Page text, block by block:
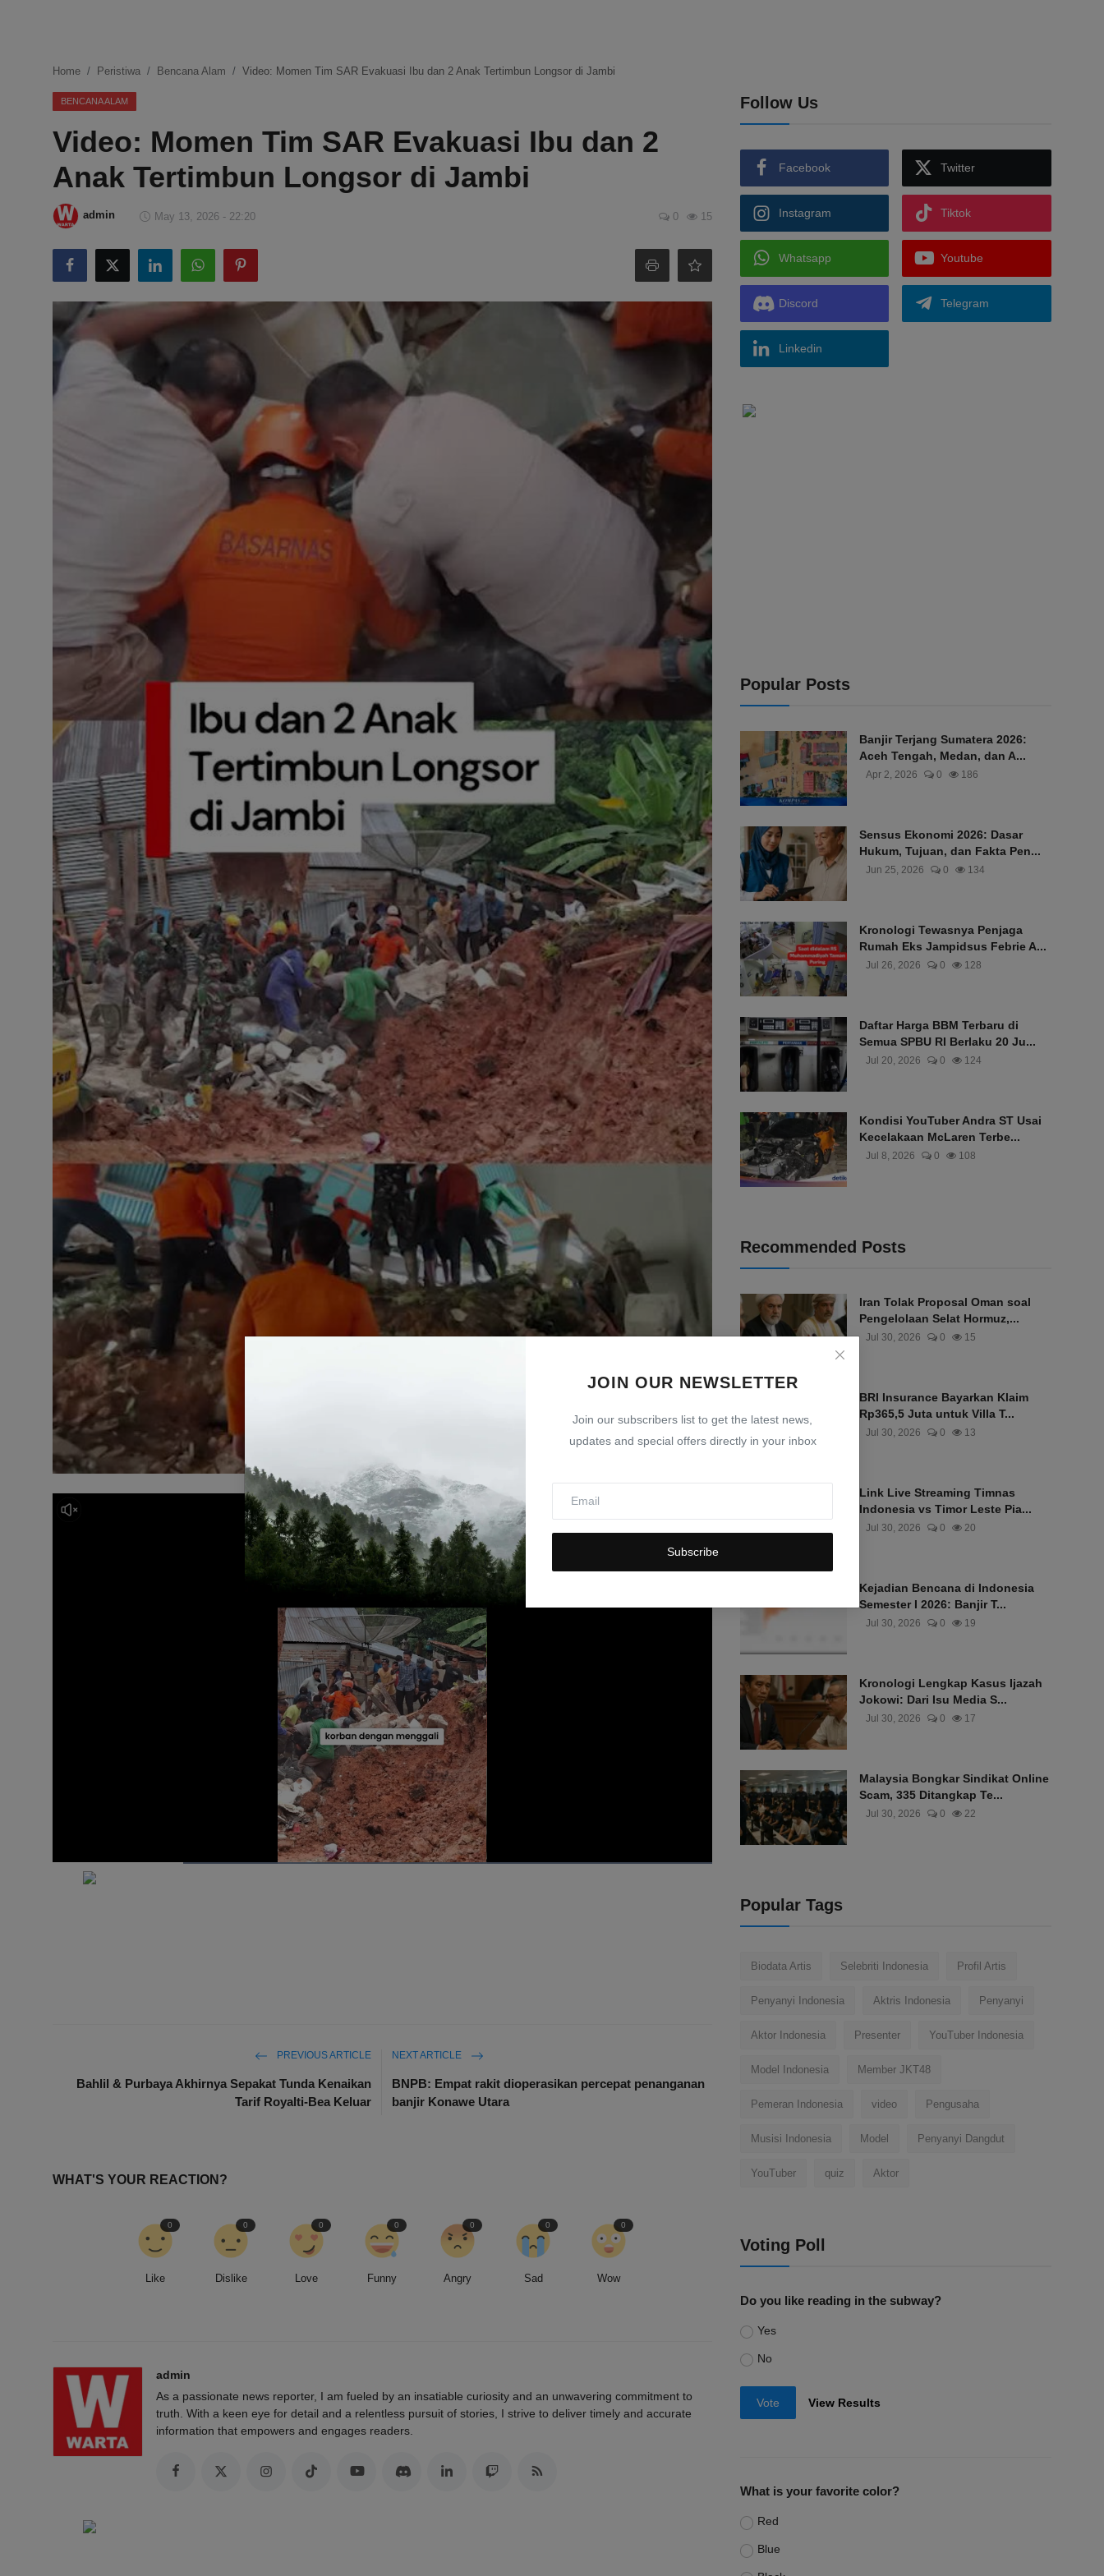
Ekonomi
Internasional
Teknologi
Hiburan
Kesehatan
JOIN OUR NEWSLETTER
Join our subscribers list to get the latest news,
updates and special offers directly in your inbox
Subscribe
Home Peristiwa Bencana Alam Video: Momen Tim SAR Evakuasi Ibu dan 2 Anak Tertimbun Longsor di Jambi
BENCANA ALAM
Video: Momen Tim SAR Evakuasi Ibu dan 2
Anak Tertimbun Longsor di Jambi
admin May 13, 2026 - 22:20 0 15
PREVIOUS ARTICLE
Bahlil & Purbaya Akhirnya Sepakat Tunda Kenaikan
Tarif Royalti-Bea Keluar
NEXT ARTICLE
BNPB: Empat rakit dioperasikan percepat penanganan
banjir Konawe Utara
WHAT'S YOUR REACTION?
Like
0
Dislike
0
Love
0
Funny
0
Angry
0
Sad
0
Wow
0
admin
As a passionate news reporter, I am fueled by an insatiable curiosity and an unwavering commitment to
truth. With a keen eye for detail and a relentless pursuit of stories, I strive to deliver timely and accurate
information that empowers and engages readers.
Follow Us
Facebook Twitter
Instagram Tiktok
Whatsapp Youtube
Discord Telegram
Linkedin
Popular Posts
Banjir Terjang Sumatera 2026:
Aceh Tengah, Medan, dan A...
Apr 2, 2026 0 186
Sensus Ekonomi 2026: Dasar
Hukum, Tujuan, dan Fakta Pen...
Jun 25, 2026 0 134
Kronologi Tewasnya Penjaga
Rumah Eks Jampidsus Febrie A...
Jul 26, 2026 0 128
Daftar Harga BBM Terbaru di
Semua SPBU RI Berlaku 20 Ju...
Jul 20, 2026 0 124
Kondisi YouTuber Andra ST Usai
Kecelakaan McLaren Terbe...
Jul 8, 2026 0 108
Recommended Posts
Iran Tolak Proposal Oman soal
Pengelolaan Selat Hormuz,...
Jul 30, 2026 0 15
BRI Insurance Bayarkan Klaim
Rp365,5 Juta untuk Villa T...
Jul 30, 2026 0 13
Link Live Streaming Timnas
Indonesia vs Timor Leste Pia...
Jul 30, 2026 0 20
Kejadian Bencana di Indonesia
Semester I 2026: Banjir T...
Jul 30, 2026 0 19
Kronologi Lengkap Kasus Ijazah
Jokowi: Dari Isu Media S...
Jul 30, 2026 0 17
Malaysia Bongkar Sindikat Online
Scam, 335 Ditangkap Te...
Jul 30, 2026 0 22
Popular Tags
Biodata Artis Selebriti Indonesia Profil Artis
Penyanyi Indonesia Aktris Indonesia Penyanyi
Aktor Indonesia Presenter YouTuber Indonesia
Model Indonesia Member JKT48
Pemeran Indonesia video Pengusaha
Musisi Indonesia Model Penyanyi Dangdut
YouTuber quiz Aktor
Voting Poll
Do you like reading in the subway?
Yes
No
Vote View Results
What is your favorite color?
Red
Blue